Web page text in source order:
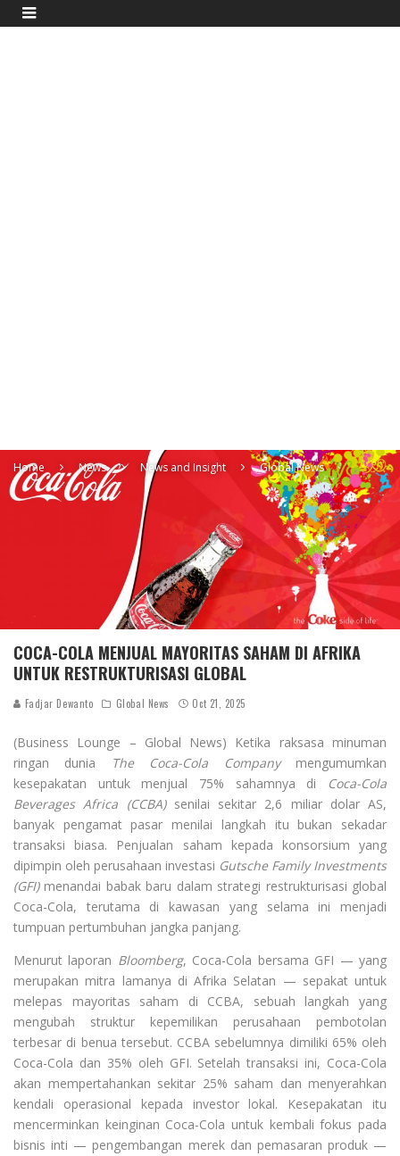
Home News News and Insight Global News
COCA-COLA MENJUAL MAYORITAS SAHAM DI AFRIKA
UNTUK RESTRUKTURISASI GLOBAL
Fadjar Dewanto Global News Oct 21, 2025
(Business Lounge – Global News) Ketika raksasa minuman
ringan dunia
The Coca-Cola Companymengumumkan
kesepakatan untuk menjual 75% sahamnya di
Coca-Cola
Beverages Africa (CCBA)senilai sekitar 2,6 miliar dolar AS,
banyak pengamat pasar menilai langkah itu bukan sekadar
transaksi biasa. Penjualan saham kepada konsorsium yang
dipimpin oleh perusahaan investasi Gutsche Family Investments
(GFI)menandai babak baru dalam strategi restrukturisasi global
Coca-Cola, terutama di kawasan yang selama ini menjadi
tumpuan pertumbuhan jangka panjang.
Menurut laporan Bloomberg, Coca-Cola bersama GFI — yang
merupakan mitra lamanya di Afrika Selatan — sepakat untuk
melepas mayoritas saham di CCBA, sebuah langkah yang
mengubah struktur kepemilikan perusahaan pembotolan
terbesar di benua tersebut. CCBA sebelumnya dimiliki 65% oleh
Coca-Cola dan 35% oleh GFI. Setelah transaksi ini, Coca-Cola
akan mempertahankan sekitar 25% saham dan menyerahkan
kendali operasional kepada investor lokal. Kesepakatan itu
mencerminkan keinginan Coca-Cola untuk kembali fokus pada
bisnis inti — pengembangan merek dan pemasaran produk —